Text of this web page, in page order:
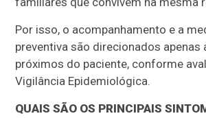
Por isso, o acompanhamento e a
preventiva são direcionados apenas
próximos do paciente, conforme
Vigilância Epidemiológica.
QUAIS SÃO OS PRINCIPAIS